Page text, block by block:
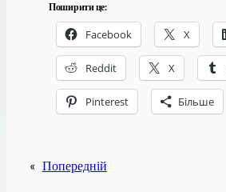
Поширити це:
Facebook X
Reddit X
Pinterest Більше
« Попередній